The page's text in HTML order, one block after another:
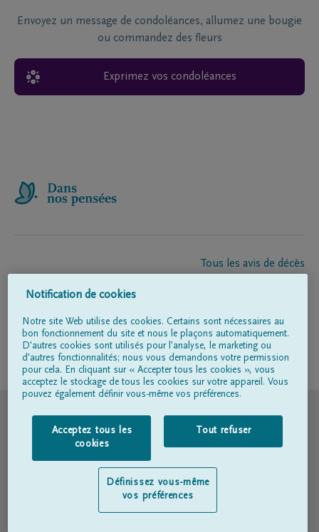
Envoyez un message de condoléances, allumez une bougie
ou commandez des fleurs
Exprimez vos condoléances
Tous les avis de décès
Entrepreneur de pompes funèbres
Suivez-nous sur
Conditions d'utilisation
Déclaration relative à la vie privée
Déclaration d’accessibilité
Notification de cookies
Notre site Web utilise des cookies. Certains sont nécessaires au
bon fonctionnement du site et nous le plaçons automatiquement.
D'autres cookies sont utilisés pour l'analyse, le marketing ou
d'autres fonctionnalités; nous vous demandons votre permission
pour cela. En cliquant sur « Accepter tous les cookies », vous
acceptez le stockage de tous les cookies sur votre appareil. Vous
pouvez également définir vous-même vos préférences.
Acceptez tous les
cookies
Tout refuser
Définissez vous-même
vos préférences